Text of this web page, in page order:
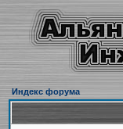
Индекс форума